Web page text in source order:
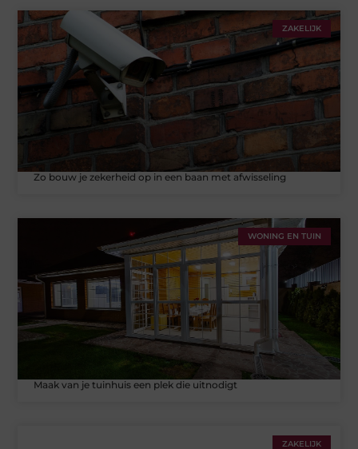
ZAKELIJK
Zo bouw je zekerheid op in een baan met afwisseling
WONING EN TUIN
Maak van je tuinhuis een plek die uitnodigt
ZAKELIJK